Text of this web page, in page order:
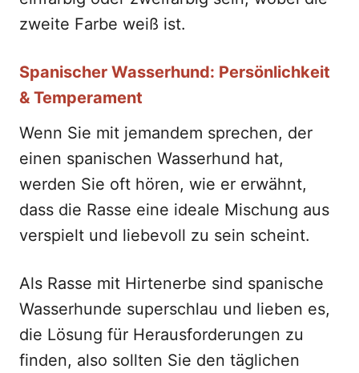
zweite Farbe weiß ist.
Spanischer Wasserhund: Persönlichkeit
& Temperament
Wenn Sie mit jemandem sprechen, der
einen spanischen Wasserhund hat,
werden Sie oft hören, wie er erwähnt,
dass die Rasse eine ideale Mischung aus
verspielt und liebevoll zu sein scheint.
Als Rasse mit Hirtenerbe sind spanische
Wasserhunde superschlau und lieben es,
die Lösung für Herausforderungen zu
finden, also sollten Sie den täglichen